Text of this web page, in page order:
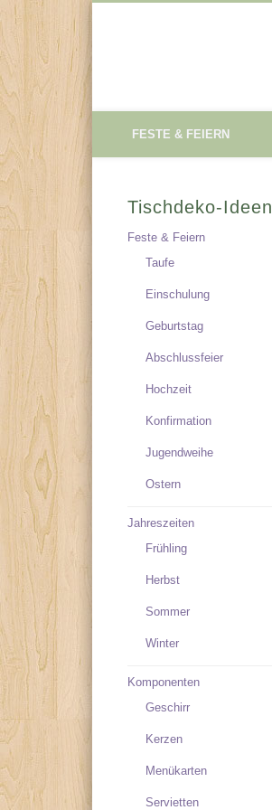
FESTE & FEIERN
Tischdeko-Ideen
Feste & Feiern
Taufe
Einschulung
Geburtstag
Abschlussfeier
Hochzeit
Konfirmation
Jugendweihe
Ostern
Jahreszeiten
Frühling
Herbst
Sommer
Winter
Komponenten
Geschirr
Kerzen
Menükarten
Servietten